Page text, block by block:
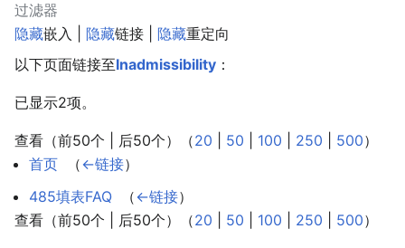
过滤器
隐藏嵌入 | 隐藏链接 | 隐藏重定向
以下页面链接至Inadmissibility ：
已显示2项。
查看（前50个 | 后50个）（20 50 100 250 500）
首页
（←链接）
485填表FAQ
（←链接）
查看（前50个 | 后50个）（20 50 100 250 500）